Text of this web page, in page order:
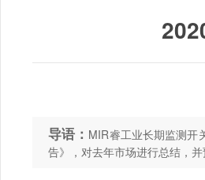
导语： MIR睿工业长期监测开
告》，对去年市场进行总结，